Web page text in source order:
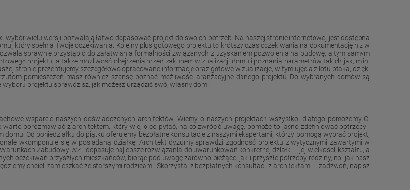
wielu wersji pozwalają łatwo dopasować projekt do swoich potrzeb. Na naszej stronie internetowej jest dostępna
który spełnia Twoje oczekiwania. Kolejny plus gotowego projektu to krótszy czas oczekiwania na dokumentację niż w
sprawnie przystąpić do załatwiania formalności związanych z uzyskaniem pozwolenia na budowę, a tym samym
projektu, a także możliwość obejrzenia przed zakupem wizualizacji domu i poznania parametrów takich jak, m.in.
stronie prezentujemy szczegółowo opracowane informacje oraz gotowe wizualizacje, w tym ujęcia z lotu ptaka, dzięki
pomieszczeń masz również szansę poznać możliwości aranżacyjne danego projektu. Do wybranych domów są
projektu sprawdzisz, jak możesz urządzić swój własny dom.
wsparcie naszych doświadczonych architektów. Wiemy o naszych projektach wszystko, dlatego pomożemy Ci
warto porozmawiać z architektem, który wie, o co pytać, na co zwrócić uwagę, pomoże to jasno zdefiniować potrzeby i
Od poniedziałku do piątku oferujemy bezpłatne konsultacje z naszymi ekspertami, którzy pomogą wybrać projekt,
wkomponuje się w posiadaną działkę. Architekt dyżurny sprawdzi zgodność projektu z wytycznymi zawartymi w
Zabudowy WZ, dopasuje najlepsze rozwiązania do uwarunkowań konkretnej działki – jej wielkości, kształtu, a
oczekiwań przyszłych mieszkańców, biorąc pod uwagę zarówno bieżące, jak i przyszłe potrzeby rodziny, np. jak nasz
chcieli zamieszkać ze starszymi rodzicami. Skorzystaj z bezpłatnych konsultacji z architektami – zadzwoń, napisz